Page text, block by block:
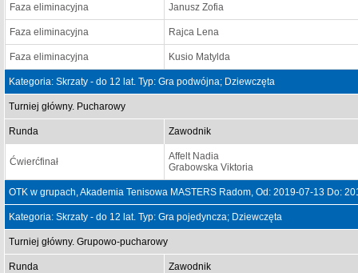
Faza eliminacyjna Janusz Zofia
Faza eliminacyjna Rajca Lena
Faza eliminacyjna Kusio Matylda
Kategoria: Skrzaty - do 12 lat. Typ: Gra podwójna; Dziewczęta
Turniej główny. Pucharowy
Runda Zawodnik
Ćwierćfinał
Affelt Nadia
Grabowska Viktoria
OTK w grupach, Akademia Tenisowa MASTERS Radom, Od: 2019-07-13 Do:
Kategoria: Skrzaty - do 12 lat. Typ: Gra pojedyncza; Dziewczęta
Turniej główny. Grupowo-pucharowy
Runda Zawodnik